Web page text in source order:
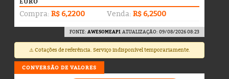
Compra: R$ 6,2200 Venda: R$ 6,2500
FONTE: AWESOMEAPI. ATUALIZAÇÃO: 09/08/2026 08:23
⚠️ Cotações de referência. Serviço indisponível temporariamente.
CONVERSÃO DE VALORES